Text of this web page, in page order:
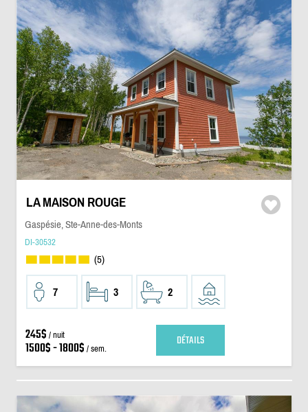
LA MAISON ROUGE
Gaspésie, Ste-Anne-des-Monts
DI-30532
(5)
7 3 2
245$ / nuit
1500$ - 1800$ / sem. DÉTAILS